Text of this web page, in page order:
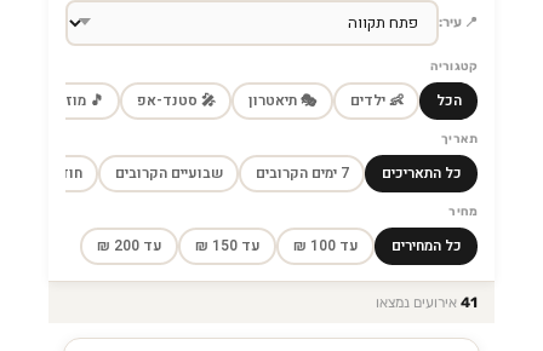
📍 עיר:
קטגוריה
הכל 👶 ילדים 🎭 תיאטרון 🎤 סטנד-אפ 🎵 מוזיקה
תאריך
כל התאריכים 7 ימים הקרובים שבועיים הקרובים חודש הקרוב
מחיר
כל המחירים עד 100 ₪ עד 150 ₪ עד 200 ₪
41 אירועים נמצאו